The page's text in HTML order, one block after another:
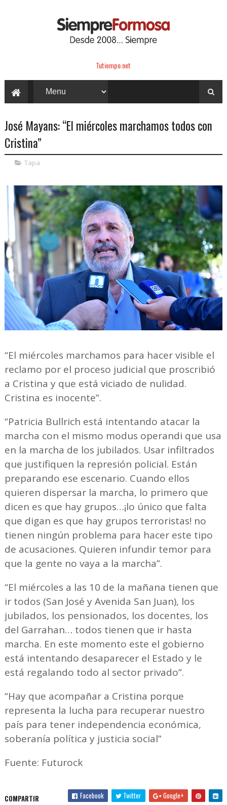
Tutiempo.net
José Mayans: “El miércoles marchamos todos con
Cristina”
Tapa
“El miércoles marchamos para hacer visible el
reclamo por el proceso judicial que proscribió
a Cristina y que está viciado de nulidad.
Cristina es inocente”.
“Patricia Bullrich está intentando atacar la
marcha con el mismo modus operandi que usa
en la marcha de los jubilados. Usar infiltrados
que justifiquen la represión policial. Están
preparando ese escenario. Cuando ellos
quieren dispersar la marcha, lo primero que
dicen es que hay grupos…¡lo único que falta
que digan es que hay grupos terroristas! no
tienen ningún problema para hacer este tipo
de acusaciones. Quieren infundir temor para
que la gente no vaya a la marcha”.
“El miércoles a las 10 de la mañana tienen que
ir todos (San José y Avenida San Juan), los
jubilados, los pensionados, los docentes, los
del Garrahan… todos tienen que ir hasta
marcha. En este momento este el gobierno
está intentando desaparecer el Estado y le
está regalando todo al sector privado”.
“Hay que acompañar a Cristina porque
representa la lucha para recuperar nuestro
país para tener independencia económica,
soberanía política y justicia social”
Fuente: Futurock
COMPARTIR Facebook Twitter Google+